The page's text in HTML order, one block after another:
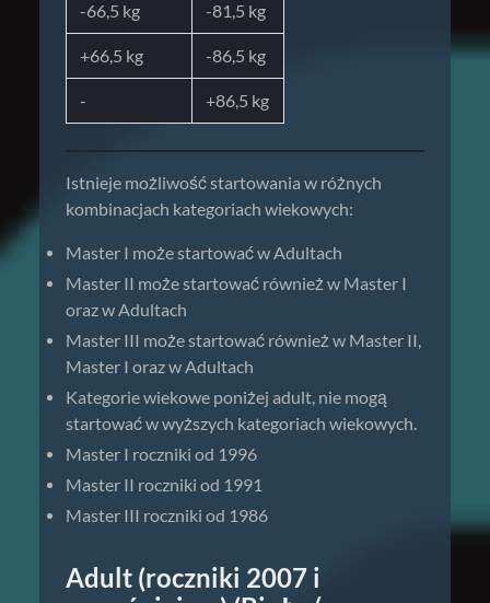
-66,5 kg -81,5 kg
+66,5 kg -86,5 kg
- +86,5 kg
Istnieje możliwość startowania w różnych
kombinacjach kategoriach wiekowych:
Master I może startować w Adultach
Master II może startować również w Master I
oraz w Adultach
Master III może startować również w Master II,
Master I oraz w Adultach
Kategorie wiekowe poniżej adult, nie mogą
startować w wyższych kategoriach wiekowych.
Master I roczniki od 1996
Master II roczniki od 1991
Master III roczniki od 1986
Adult (roczniki 2007 i